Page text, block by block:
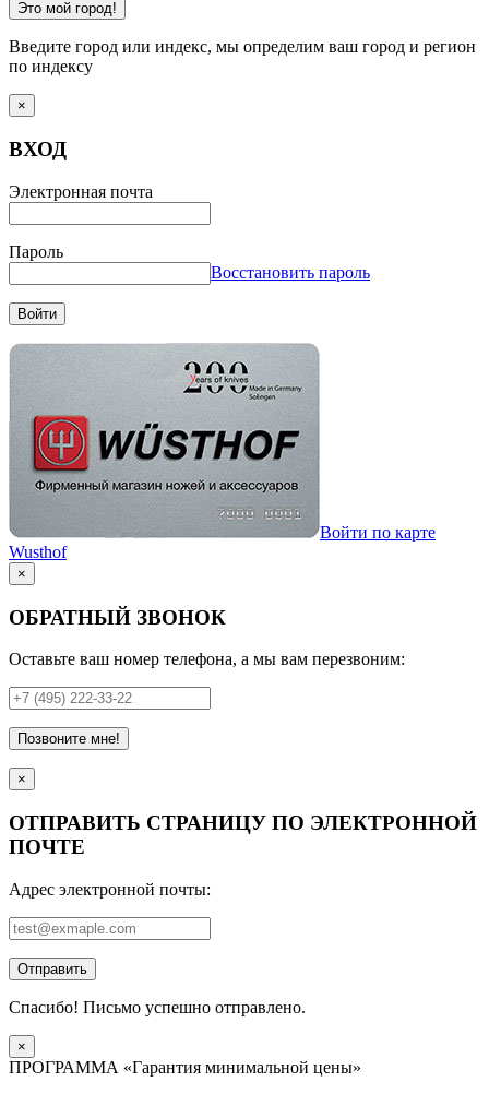
Это мой город!
Введите город или индекс, мы определим ваш город и регион
по индексу
×
ВХОД
Электронная почта
Пароль
Восстановить пароль
Войти
Войти по карте
Wusthof
×
ОБРАТНЫЙ ЗВОНОК
Оставьте ваш номер телефона, а мы вам перезвоним:
Позвоните мне!
×
ОТПРАВИТЬ СТРАНИЦУ ПО ЭЛЕКТРОННОЙ
ПОЧТЕ
Адрес электронной почты:
Отправить
Спасибо! Письмо успешно отправлено.
×
ПРОГРАММА «Гарантия минимальной цены»